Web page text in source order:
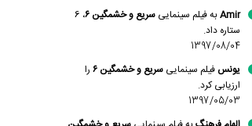
Amirبه فیلم سینمایی سریع و خشمگین ۶
، 6
ستاره داد.
1397/08/04
یونس فیلم سینمایی سریع و خشمگین ۶ را
ارزیابی کرد.
1397/05/03